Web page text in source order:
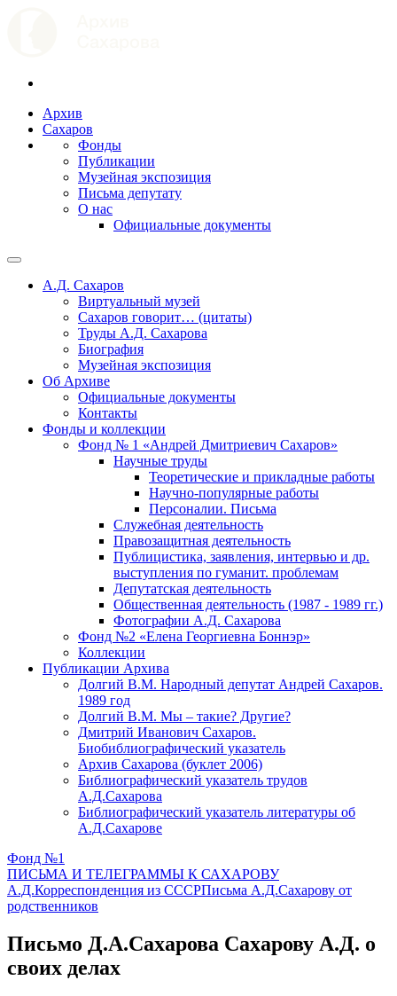
Архив
Сахаров
Фонды
Публикации
Музейная экспозиция
Письма депутату
О нас
Официальные документы
А.Д. Сахаров
Виртуальный музей
Сахаров говорит… (цитаты)
Труды А.Д. Сахарова
Биография
Музейная экспозиция
Об Архиве
Официальные документы
Контакты
Фонды и коллекции
Фонд № 1 «Андрей Дмитриевич Сахаров»
Научные труды
Теоретические и прикладные работы
Научно-популярные работы
Персоналии. Письма
Служебная деятельность
Правозащитная деятельность
Публицистика, заявления, интервью и др.
выступления по гуманит. проблемам
Депутатская деятельность
Общественная деятельность (1987 - 1989 гг.)
Фотографии А.Д. Сахарова
Фонд №2 «Елена Георгиевна Боннэр»
Коллекции
Публикации Архива
Долгий В.М. Народный депутат Андрей Сахаров.
1989 год
Долгий В.М. Мы – такие? Другие?
Дмитрий Иванович Сахаров.
Биобиблиографический указатель
Архив Сахарова (буклет 2006)
Библиографический указатель трудов
А.Д.Сахарова
Библиографический указатель литературы об
А.Д.Сахарове
Фонд №1
ПИСЬМА И ТЕЛЕГРАММЫ К САХАРОВУ
А.Д.Корреспонденция из СССРПисьма А.Д.Сахарову от
родственников
Письмо Д.А.Сахарова Сахарову А.Д. о
своих делах